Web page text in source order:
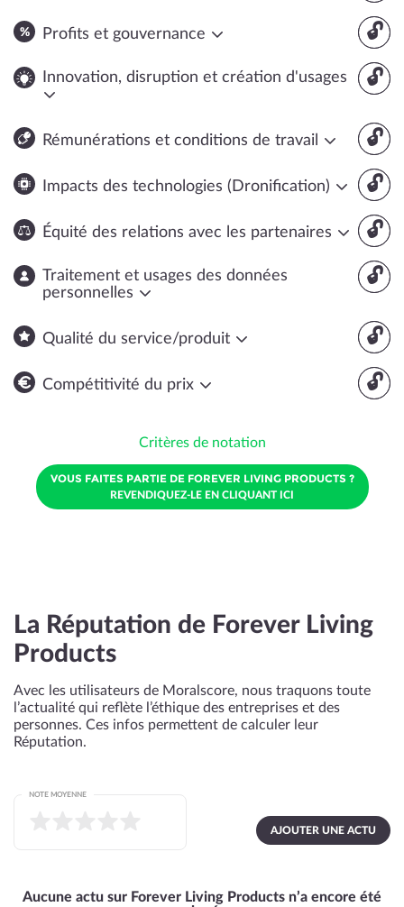
🔓
Profits et gouvernance
🔓
Innovation, disruption et création d'usages
🔓
Rémunérations et conditions de travail
🔓
Impacts des technologies (Dronification)
🔓
Équité des relations avec les partenaires
🔓
Traitement et usages des données
personnelles
🔓
Qualité du service/produit
🔓
Compétitivité du prix
Critères de notation
VOUS FAITES PARTIE DE FOREVER LIVING PRODUCTS ?
REVENDIQUEZ-LE EN CLIQUANT ICI
La Réputation de Forever Living
Products
Avec les utilisateurs de Moralscore, nous traquons toute
l’actualité qui reflète l’éthique des entreprises et des
personnes. Ces infos permettent de calculer leur
Réputation.
AJOUTER UNE ACTU
NOTE MOYENNE
Aucune actu sur Forever Living Products n’a encore été